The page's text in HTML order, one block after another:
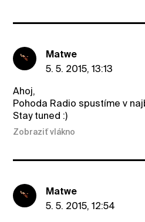
Matwe
5. 5. 2015, 13:13
Ahoj,
Pohoda Radio spustíme v
Stay tuned :)
Zobraziť vlákno
Matwe
5. 5. 2015, 12:54